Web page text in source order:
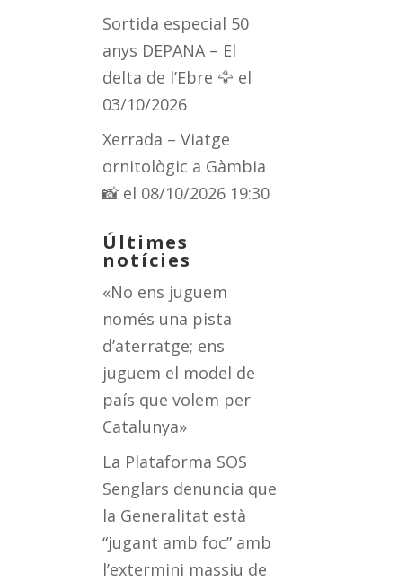
Sortida especial 50
anys DEPANA – El
delta de l’Ebre 🦅 el
03/10/2026
Xerrada – Viatge
ornitològic a Gàmbia
📸 el 08/10/2026 19:30
Últimes
notícies
«No ens juguem
només una pista
d’aterratge; ens
juguem el model de
país que volem per
Catalunya»
La Plataforma SOS
Senglars denuncia que
la Generalitat està
“jugant amb foc” amb
l’extermini massiu de